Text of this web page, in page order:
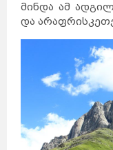
მინდა ამ
და